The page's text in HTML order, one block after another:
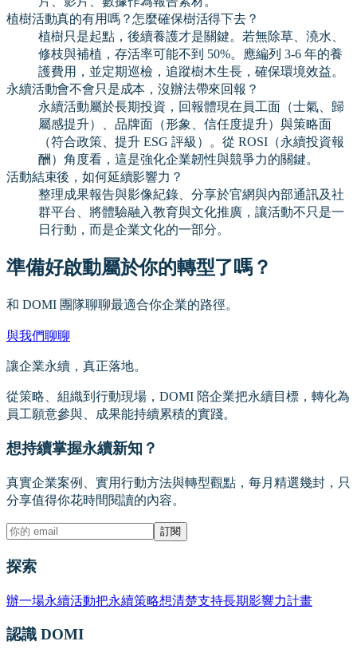
植樹活動真的有用嗎？怎麼確保樹活得下去？
植樹只是起點，後續養護才是關鍵。若無除草、澆水、
修枝與補植，存活率可能不到 50%。應編列 3-6 年的養
護費用，並定期巡檢，追蹤樹木生長，確保環境效益。
永續活動會不會只是成本，沒辦法帶來回報？
永續活動屬於長期投資，回報體現在員工面（士氣、歸
屬感提升）、品牌面（形象、信任度提升）與策略面
（符合政策、提升 ESG 評級）。從 ROSI（永續投資報
酬）角度看，這是強化企業韌性與競爭力的關鍵。
活動結束後，如何延續影響力？
整理成果報告與影像紀錄、分享於官網與內部通訊及社
群平台、將體驗融入教育與文化推廣，讓活動不只是一
日行動，而是企業文化的一部分。
準備好啟動屬於你的轉型了嗎？
和 DOMI 團隊聊聊最適合你企業的路徑。
與我們聊聊
讓企業永續，真正落地。
從策略、組織到行動現場，DOMI 陪企業把永續目標，轉化為
員工願意參與、成果能持續累積的實踐。
想持續掌握永續新知？
真實企業案例、實用行動方法與轉型觀點，每月精選幾封，只
分享值得你花時間閱讀的內容。
訂閱
探索
辦一場永續活動把永續策略想清楚支持長期影響力計畫
認識 DOMI